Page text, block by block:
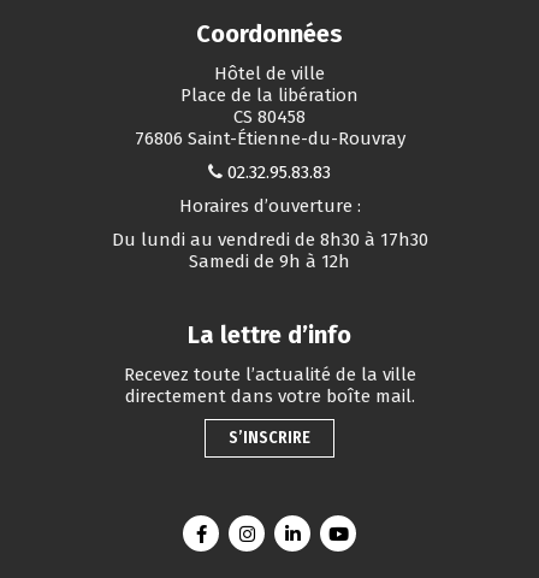
Coordonnées
Hôtel de ville
Place de la libération
CS 80458
76806 Saint-Étienne-du-Rouvray
02.32.95.83.83
Horaires d’ouverture :
Du lundi au vendredi de 8h30 à 17h30
Samedi de 9h à 12h
La lettre d’info
Recevez toute l’actualité de la ville
directement dans votre boîte mail.
S’INSCRIRE
Lien vers le compte Facebook
Lien vers le compte Instagram
Lien vers le compte Linkedin
Lien vers la chaîne